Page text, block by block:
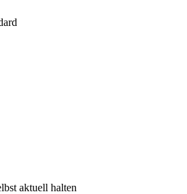
aktuell halten